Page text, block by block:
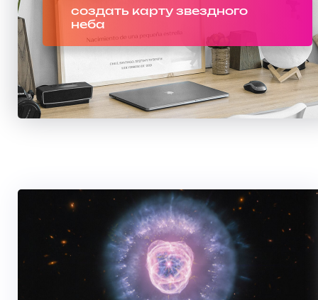
создать карту звездного
неба